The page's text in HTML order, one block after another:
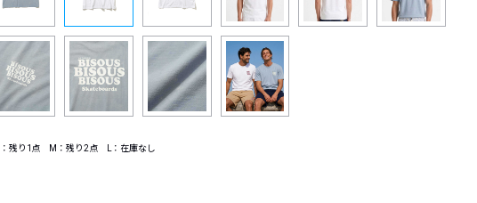
残り1点 M：残り2点 L：在庫なし